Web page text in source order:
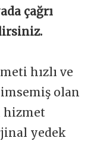
çağrı
hızlı ve
olan
hizmet
yedek